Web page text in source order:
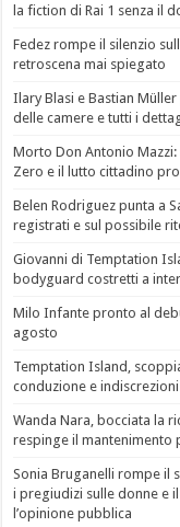
la fiction di Rai 1 senza il
Fedez rompe il silenzio
retroscena mai spiegato
Ilary Blasi e Bastian
delle camere e tutti i
Morto Don Antonio
Zero e il lutto cittadino
Belen Rodriguez punta a
registrati e sul possibile
Giovanni di Temptation
bodyguard costretti a
Milo Infante pronto al
agosto
Temptation Island,
conduzione e
Wanda Nara, bocciata la
respinge il mantenimento
Sonia Bruganelli rompe il
i pregiudizi sulle donne e
l’opinione pubblica